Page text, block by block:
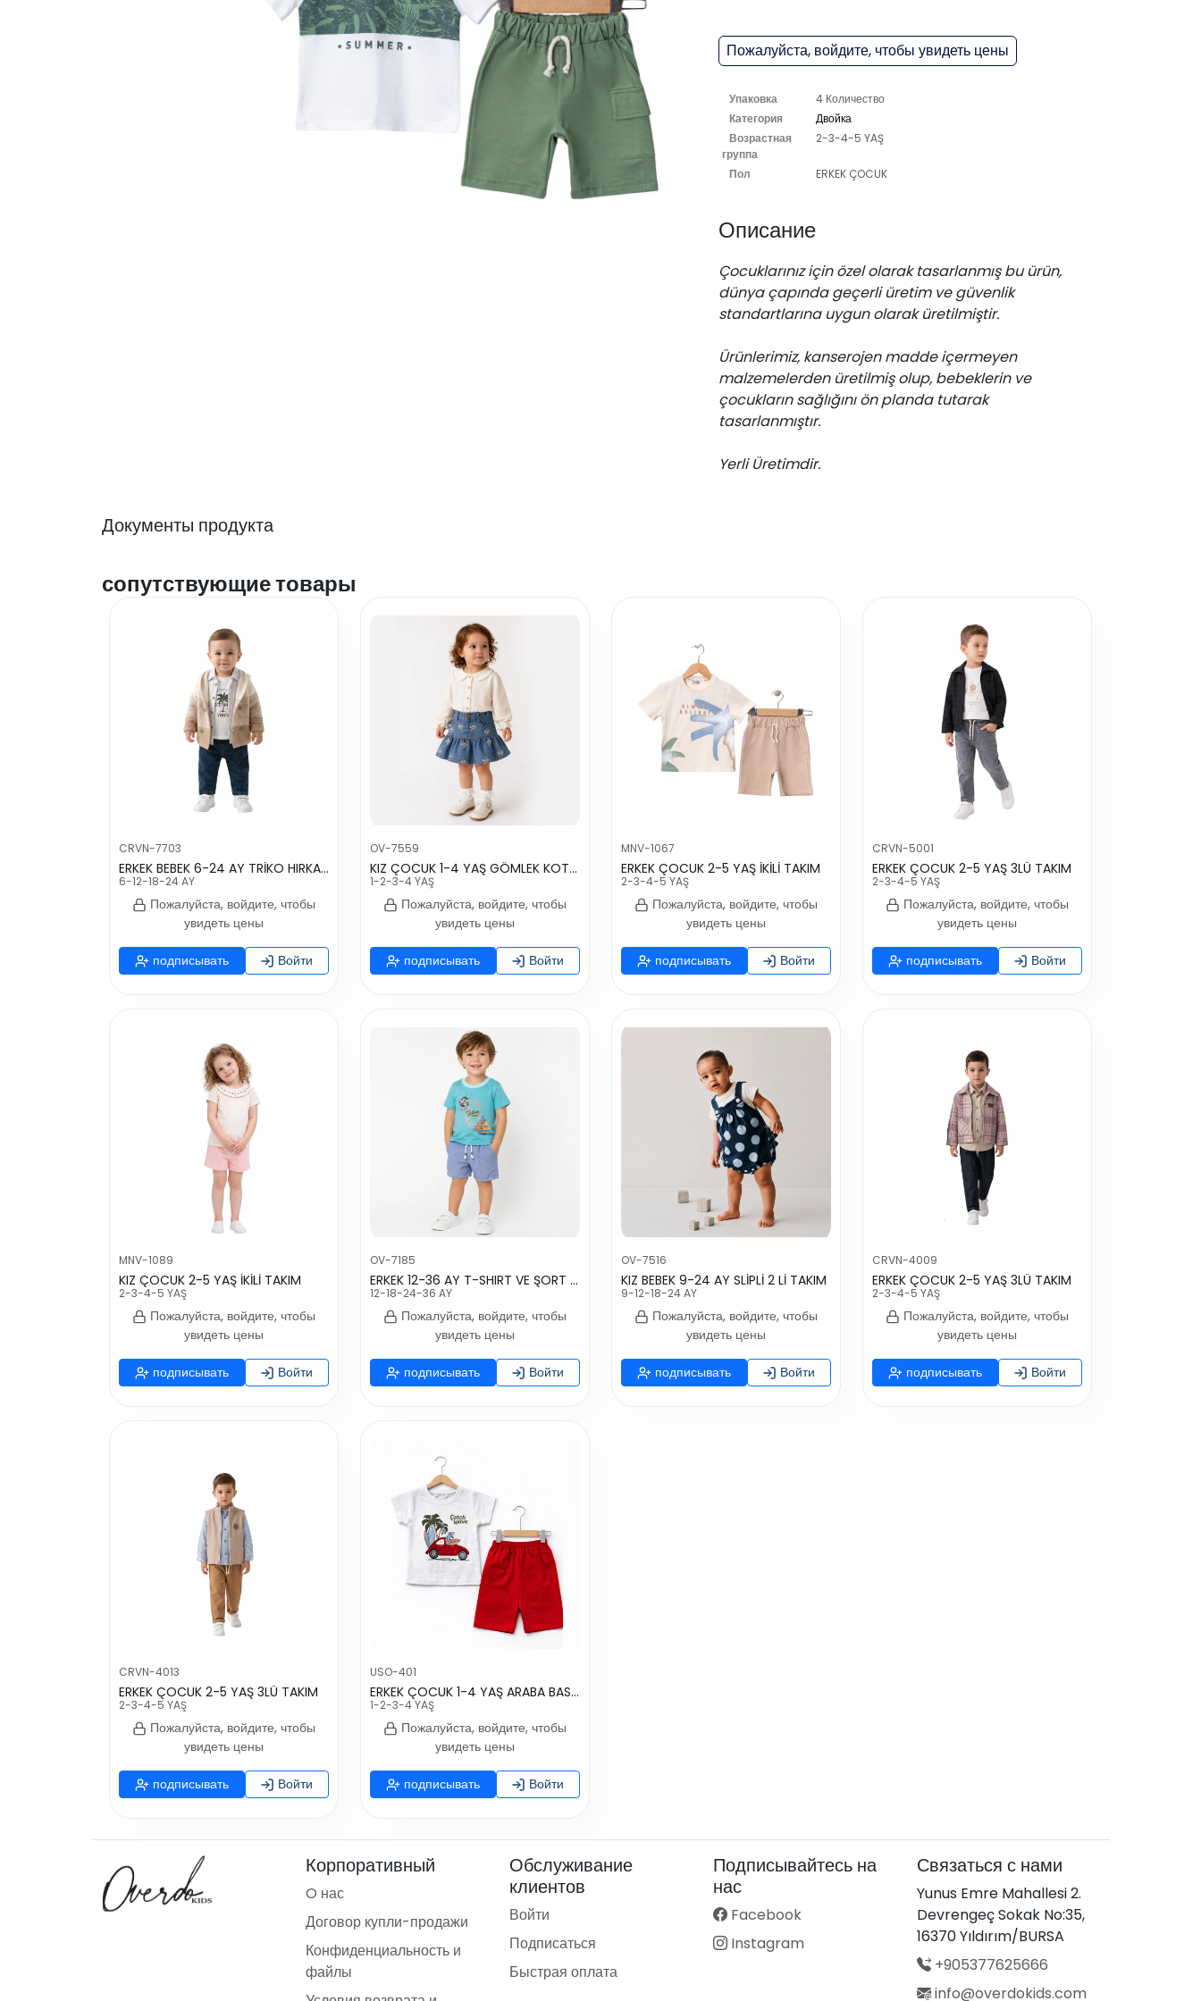
Пожалуйста, войдите, чтобы увидеть цены
Упаковка
4 Количество
Категория
Двойка
Возрастная
группа
2-3-4-5 YAŞ
Пол ERKEK ÇOCUK
Описание
Çocuklarınız için özel olarak tasarlanmış bu ürün,
dünya çapında geçerli üretim ve güvenlik
standartlarına uygun olarak üretilmiştir.
Ürünlerimiz, kanserojen madde içermeyen
malzemelerden üretilmiş olup, bebeklerin ve
çocukların sağlığını ön planda tutarak
tasarlanmıştır.
Yerli Üretimdir.
Документы продукта
сопутствующие товары
CRVN-7703
ERKEK BEBEK 6-24 AY TRİKO HIRKALI 4 LÜ TAKIM
6-12-18-24 AY
Пожалуйста, войдите, чтобы
увидеть цены
подписывать Войти
OV-7559
KIZ ÇOCUK 1-4 YAŞ GÖMLEK KOT ETEK TAKIM
1-2-3-4 YAŞ
Пожалуйста, войдите, чтобы
увидеть цены
подписывать Войти
MNV-1067
ERKEK ÇOCUK 2-5 YAŞ İKİLİ TAKIM
2-3-4-5 YAŞ
Пожалуйста, войдите, чтобы
увидеть цены
подписывать Войти
CRVN-5001
ERKEK ÇOCUK 2-5 YAŞ 3LÜ TAKIM
2-3-4-5 YAŞ
Пожалуйста, войдите, чтобы
увидеть цены
подписывать Войти
MNV-1089
KIZ ÇOCUK 2-5 YAŞ İKİLİ TAKIM
2-3-4-5 YAŞ
Пожалуйста, войдите, чтобы
увидеть цены
подписывать Войти
OV-7185
ERKEK 12-36 AY T-SHIRT VE ŞORT TAKIM
12-18-24-36 AY
Пожалуйста, войдите, чтобы
увидеть цены
подписывать Войти
OV-7516
KIZ BEBEK 9-24 AY SLİPLİ 2 Lİ TAKIM
9-12-18-24 AY
Пожалуйста, войдите, чтобы
увидеть цены
подписывать Войти
CRVN-4009
ERKEK ÇOCUK 2-5 YAŞ 3LÜ TAKIM
2-3-4-5 YAŞ
Пожалуйста, войдите, чтобы
увидеть цены
подписывать Войти
CRVN-4013
ERKEK ÇOCUK 2-5 YAŞ 3LÜ TAKIM
2-3-4-5 YAŞ
Пожалуйста, войдите, чтобы
увидеть цены
подписывать Войти
USO-401
ERKEK ÇOCUK 1-4 YAŞ ARABA BASKILI KISA KOLLU TAKIM
1-2-3-4 YAŞ
Пожалуйста, войдите, чтобы
увидеть цены
подписывать Войти
Корпоративный
O нас
Договор купли-продажи
Конфиденциальность и
файлы
Обслуживание
клиентов
Войти
Подписаться
Быстрая оплата
Подписывайтесь на
нас
Facebook
Instagram
Связаться с нами
Yunus Emre Mahallesi 2.
Devrengeç Sokak No:35,
16370 Yıldırım/BURSA
+905377625666
info@overdokids.com